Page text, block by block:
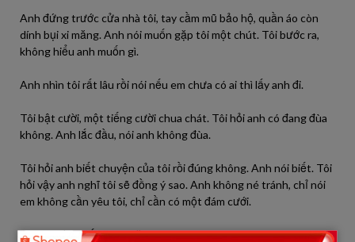
Anh đứng trước cửa nhà tôi, tay cầm mũ bảo hộ, quần áo còn
dính bụi xi măng. Anh nói muốn gặp tôi một chút. Tôi bước ra,
không hiểu anh muốn gì.
Anh nhìn tôi rất lâu rồi nói nếu em chưa có ai thì lấy anh đi.
Tôi bật cười, một tiếng cười chua chát. Tôi hỏi anh có đang đùa
không. Anh lắc đầu, nói anh không đùa.
Tôi hỏi anh biết chuyện của tôi rồi đúng không. Anh nói biết. Tôi
hỏi vậy anh nghĩ tôi sẽ đồng ý sao. Anh không né tránh, chỉ nói
em không cần yêu tôi, chỉ cần có một đám cưới.
Câu nói đó khiến tôi im lặng.